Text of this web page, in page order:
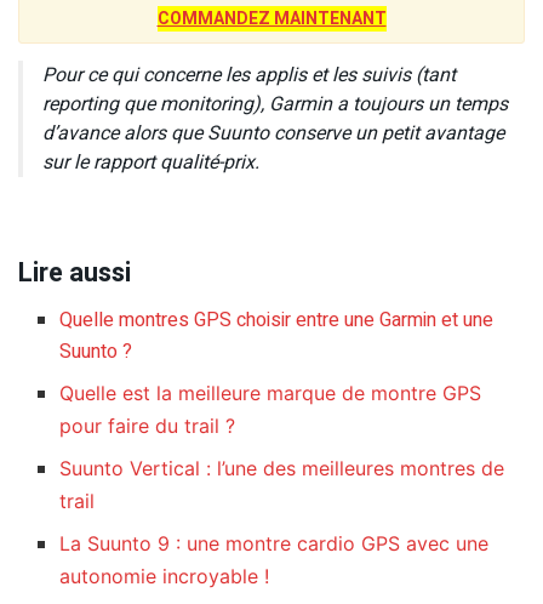
COMMANDEZ MAINTENANT
Pour ce qui concerne les applis et les suivis (tant
reporting que monitoring), Garmin a toujours un temps
d’avance alors que Suunto conserve un petit avantage
sur le rapport qualité-prix.
Lire aussi
Quelle montres GPS choisir entre une Garmin et une
Suunto ?
Quelle est la meilleure marque de montre GPS
pour faire du trail ?
Suunto Vertical : l’une des meilleures montres de
trail
La Suunto 9 : une montre cardio GPS avec une
autonomie incroyable !